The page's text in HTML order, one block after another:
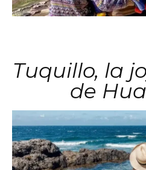
Tuquillo, la
de